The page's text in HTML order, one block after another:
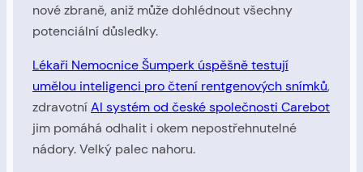
nové zbraně, aniž může dohlédnout všechny
potenciální důsledky.
Lékaři Nemocnice Šumperk úspěšně testují
umělou inteligenci pro čtení rentgenových snímků,
zdravotníAI systém od české společnosti Carebot
jim pomáhá odhalit i okem nepostřehnutelné
nádory. Velký palec nahoru.